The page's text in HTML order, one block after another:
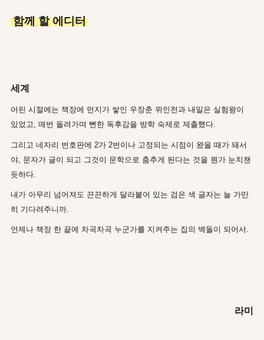
함께 할 에디터
세계
어린 시절에는 책장에 먼지가 쌓인 우장춘 위인전과 내일은 실험왕이
있었고, 매번 돌려가며 뻔한 독후감을 방학 숙제로 제출했다.
그리고 네자리 번호판에 2가 2번이나 고정되는 시점이 왔을 때가 돼서
야, 문자가 글이 되고 그것이 문학으로 춤추게 된다는 것을 뭔가 눈치챈
듯하다.
내가 아무리 넘어져도 끈끈하게 달라붙어 있는 검은 색 글자는 늘 가만
히 기다려주니까.
언제나 책장 한 끝에 차곡차곡 누군가를 지켜주는 집의 벽돌이 되어서.
라미